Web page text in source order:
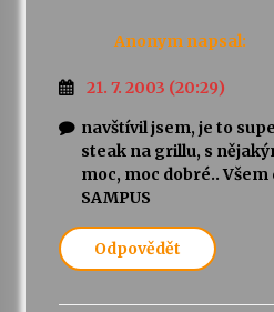
Anonym napsal:
21. 7. 2003 (20:29)
navštívil jsem, je to
steak na grillu, s
moc, moc dobré..
SAMPUS
Odpovědět